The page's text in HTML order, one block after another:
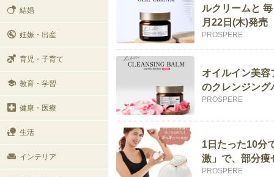
結婚
妊娠・出産
育児・子育て
教育・学習
健康・医療
生活
インテリア
ルクリームと
月22日(木)発売
PROSPERE
オイルイン美
のクレンジング
PROSPERE
1日たった10分
激」で、部分痩
PROSPERE